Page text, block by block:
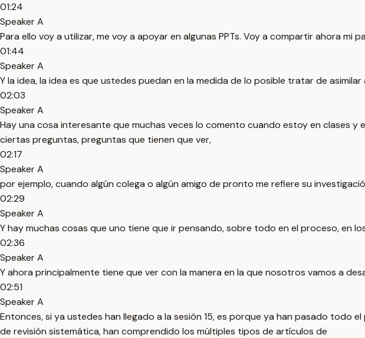
01:24
Speaker A
Para ello voy a utilizar, me voy a apoyar en algunas PPTs. Voy a compartir ahora mi
01:44
Speaker A
Y la idea, la idea es que ustedes puedan en la medida de lo posible tratar de
02:03
Speaker A
Hay una cosa interesante que muchas veces lo comento cuando estoy en clases
ciertas preguntas, preguntas que tienen que ver,
02:17
Speaker A
por ejemplo, cuando algún colega o algún amigo de pronto me refiere su
02:29
Speaker A
Y hay muchas cosas que uno tiene que ir pensando, sobre todo en el proceso, en
02:36
Speaker A
Y ahora principalmente tiene que ver con la manera en la que nosotros vamos a
02:51
Speaker A
Entonces, si ya ustedes han llegado a la sesión 15, es porque ya han pasado
de revisión sistemática, han comprendido los múltiples tipos de artículos de